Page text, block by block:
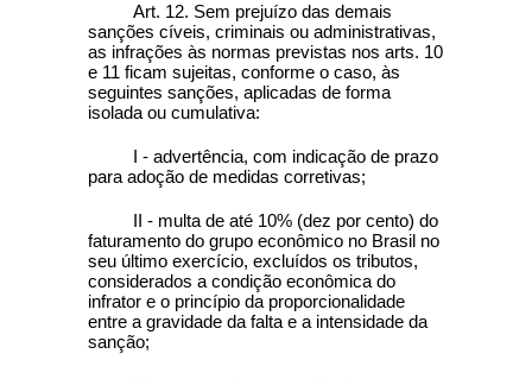
Art. 12. Sem prejuízo das demais
sanções cíveis, criminais ou administrativas,
as infrações às normas previstas nos arts. 10
e 11 ficam sujeitas, conforme o caso, às
seguintes sanções, aplicadas de forma
isolada ou cumulativa:
I - advertência, com indicação de prazo
para adoção de medidas corretivas;
II - multa de até 10% (dez por cento) do
faturamento do grupo econômico no Brasil no
seu último exercício, excluídos os tributos,
considerados a condição econômica do
infrator e o princípio da proporcionalidade
entre a gravidade da falta e a intensidade da
sanção;